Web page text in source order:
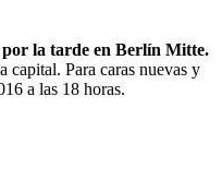
por la tarde en Berlín Mitte.
capital. Para caras nuevas y
a las 18 horas.